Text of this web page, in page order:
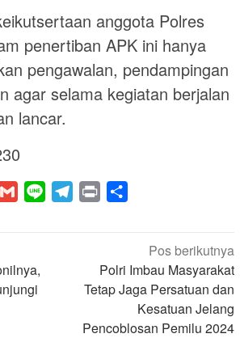
anggota Polres
penertiban APK ini hanya
pengawalan, pendampingan
agar selama kegiatan berjalan
lancar.
WhatsApp
Gmail Line Telegram
Print
Pos berikutnya
Polri Imbau Masyarakat
Tetap Jaga Persatuan dan
Kesatuan Jelang
Pencoblosan Pemilu 2024